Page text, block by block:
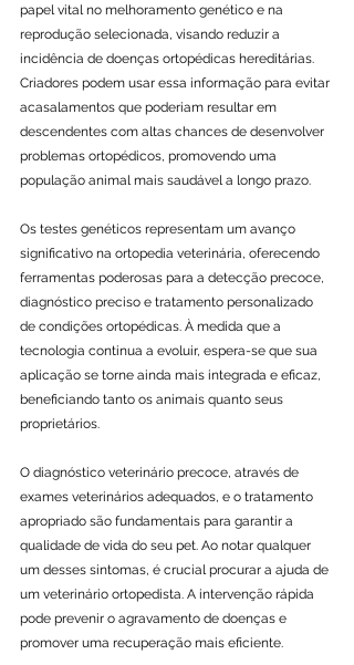
papel vital no melhoramento genético e na
reprodução selecionada, visando reduzir a
incidência de doenças ortopédicas hereditárias.
Criadores podem usar essa informação para evitar
acasalamentos que poderiam resultar em
descendentes com altas chances de desenvolver
problemas ortopédicos, promovendo uma
população animal mais saudável a longo prazo.
Os testes genéticos representam um avanço
significativo na ortopedia veterinária, oferecendo
ferramentas poderosas para a detecção precoce,
diagnóstico preciso e tratamento personalizado
de condições ortopédicas. À medida que a
tecnologia continua a evoluir, espera-se que sua
aplicação se torne ainda mais integrada e eficaz,
beneficiando tanto os animais quanto seus
proprietários.
O diagnóstico veterinário precoce, através de
exames veterinários adequados, e o tratamento
apropriado são fundamentais para garantir a
qualidade de vida do seu pet. Ao notar qualquer
um desses sintomas, é crucial procurar a ajuda de
um veterinário ortopedista. A intervenção rápida
pode prevenir o agravamento de doenças e
promover uma recuperação mais eficiente.